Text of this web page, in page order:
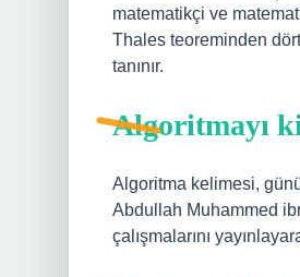
matematikçi ve
Thales teoreminden
tanınır.
Algoritmayı
Algoritma kelimesi,
Abdullah Muhammed
çalışmalarını